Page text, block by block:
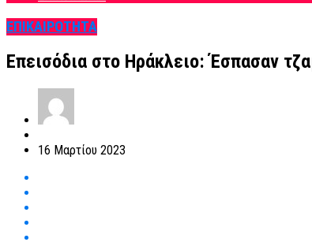
ΕΠΙΚΑΙΡΟΤΗΤΑ
Επεισόδια στο Ηράκλειο: Έσπασαν
16 Μαρτίου 2023